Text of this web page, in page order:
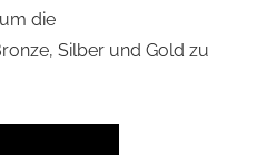
die
Silber und Gold zu